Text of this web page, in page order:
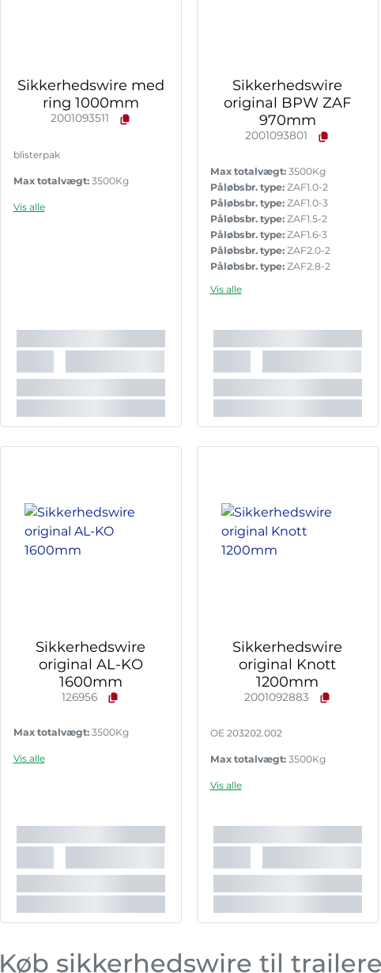
Sikkerhedswire med
ring 1000mm
2001093511
blisterpak
Max totalvægt: 3500Kg
Vis alle
Sikkerhedswire
original BPW ZAF
970mm
2001093801
Max totalvægt: 3500Kg
Påløbsbr. type: ZAF1.0-2
Påløbsbr. type: ZAF1.0-3
Påløbsbr. type: ZAF1.5-2
Påløbsbr. type: ZAF1.6-3
Påløbsbr. type: ZAF2.0-2
Påløbsbr. type: ZAF2.8-2
Påløbsbr. type:
Vis alle
Sikkerhedswire
original AL-KO
1600mm
126956
Max totalvægt: 3500Kg
Vis alle
Sikkerhedswire
original Knott
1200mm
2001092883
OE 203202.002
Max totalvægt: 3500Kg
Vis alle
Køb sikkerhedswire til